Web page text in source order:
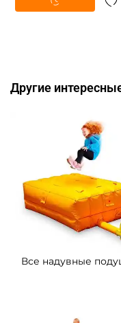
Другие
Все надувные